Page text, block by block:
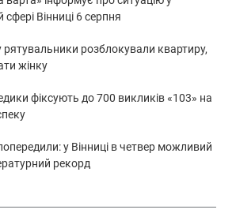
сфері Вінниці 6 серпня
рятувальники розблокували квартиру,
жінку
фіксують до 700 викликів «103» на
у Вінниці в четвер можливий
рекорд